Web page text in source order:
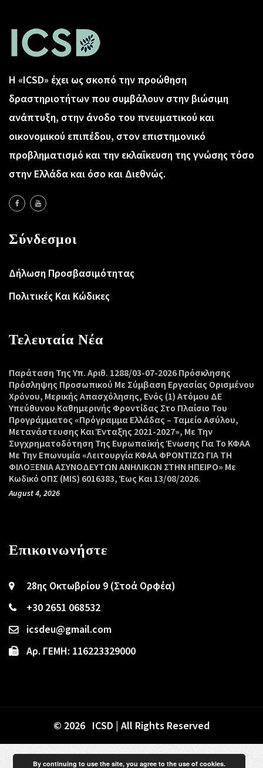
Η «ICSD» έχει ως σκοπό την προώθηση
δραστηριοτήτων που συμβάλουν στην βιώσιμη
ανάπτυξη, στην άνοδο του πνευματικού και
οικονομικού επιπέδου, στον επιστημονικό
προβληματισμό και την εκλαΐκευση της γνώσης τόσο
στην Ελλάδα και όσο και Διεθνώς.
Σύνδεσμοι
Δήλωση Προσβασιμότητας
Πολιτικές Και Κώδικες
Τελευταία Νέα
Παράταση Της Υπ. Αριθ. 1288/03-07-2026 Πρόσκλησης
Πρόσληψης Προσωπικού Με Σύμβαση Εργασίας Ορισμένου
Χρόνου, Μερικής Απασχόλησης, Ενός (1) Ατόμου ΔΕ
Υπεύθυνου Καθημερινής Φροντίδας Στο Πλαίσιο Του
Προγράμματος «Πρόγραμμα Ελλάδας – Ταμείο Ασύλου,
Μετανάστευσης Και Ένταξης 2021-2027», Με Την
Συγχρηματοδότηση Της Ευρωπαϊκής Ένωσης Για Το ΚΦΑΑ
Με Την Επωνυμία «Λειτουργία ΚΦΑΑ ΦΡΟΝΤΙΖΩ ΓΙΑ ΤΗ
ΦΙΛΟΞΕΝΙΑ ΑΣΥΝΟΔΕΥΤΩΝ ΑΝΗΛΙΚΩΝ ΣΤΗΝ ΗΠΕΙΡΟ» Με
Κωδικό ΟΠΣ (MIS) 6016383, Έως Και 13/08/2026.
August 4, 2026
Επικοινωνήστε
28ης Οκτωβρίου 9 (Στοά Ορφέα)
+30 2651 068532
icsdeu@gmail.com
Αρ. ΓΕΜΗ: 116223329000
© 2026 ICSD | All Rights Reserved
By continuing to use the site, you agree to the use of cookies.